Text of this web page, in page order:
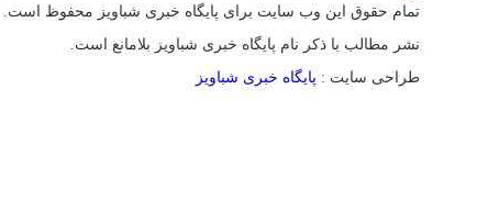
تمام حقوق این وب سایت برای پایگاه خبری شباویز محفوظ است.
نشر مطالب با ذکر نام پایگاه خبری شباویز بلامانع است.
طراحی سایت : پایگاه خبری شباویز